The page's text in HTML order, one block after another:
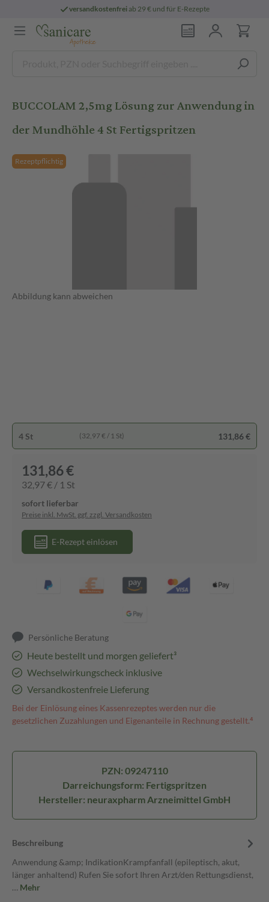
versandkostenfreiab 29 € und für E-Rezepte
BUCCOLAM 2,5mg Lösung zur Anwendung in
der Mundhöhle 4 St Fertigspritzen
Rezeptpflichtig
Abbildung kann abweichen
4 St (32,97 € / 1 St) 131,86 €
131,86 €
32,97 € / 1 St
sofort lieferbar
Preise inkl. MwSt. ggf. zzgl. Versandkosten
E-Rezept einlösen
Persönliche Beratung
Heute bestellt und morgen geliefert³
Wechselwirkungscheck inklusive
Versandkostenfreie Lieferung
Bei der Einlösung eines Kassenrezeptes werden nur die
gesetzlichen Zuzahlungen und Eigenanteile in Rechnung gestellt.⁴
PZN: 09247110
Darreichungsform: Fertigspritzen
Hersteller: neuraxpharm Arzneimittel GmbH
Beschreibung
Anwendung &amp; IndikationKrampfanfall (epileptisch, akut,
länger anhaltend) Rufen Sie sofort Ihren Arzt/den Rettungsdienst,
… Mehr